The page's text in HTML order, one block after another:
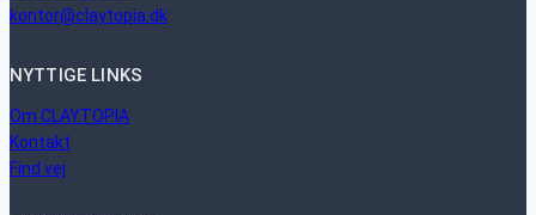
kontor@claytopia.dk
NYTTIGE LINKS
Om CLAYTOPIA
Kontakt
Find vej